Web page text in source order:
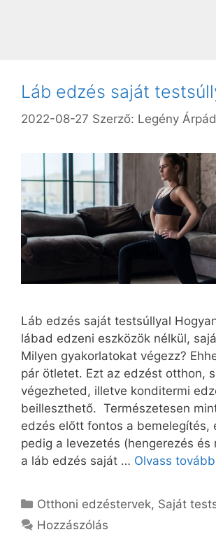
Láb edzés saját
2022-08-27 Szerző: Legény Árpád
Láb edzés saját testsúllyal
lábad edzeni eszközök nélkül,
Milyen gyakorlatokat végezz?
pár ötletet. Ezt az edzést otthon,
végezheted, illetve konditermi
beilleszthető. Természetesen
edzés előtt fontos a bemelegítés,
pedig a levezetés (hengerezés és
a láb edzés saját … Olvass tovább
Kategória
Otthoni edzéstervek, Saját
Hozzászólás